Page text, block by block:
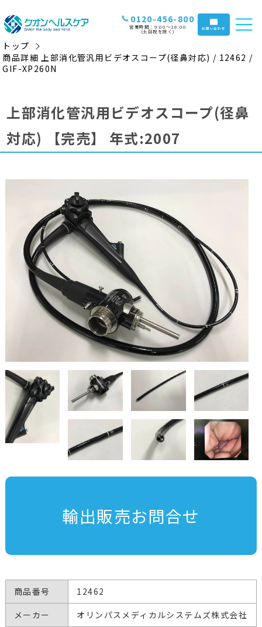
0120-456-800
営業時間：9:00〜18:00
(土日祝を除く) お問い合わせ
トップ
商品詳細 上部消化管汎用ビデオスコープ(径鼻対応) / 12462 /
GIF-XP260N
上部消化管汎用ビデオスコープ(径鼻
対応)
【完売】 年式:2007
輸出販売お問合せ
商品番号
12462
メーカー
オリンパスメディカルシステムズ株式会社